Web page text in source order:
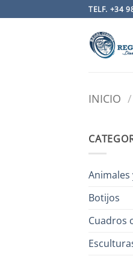
al
TELF. +34
INICIO /
Botijos
Cuadros